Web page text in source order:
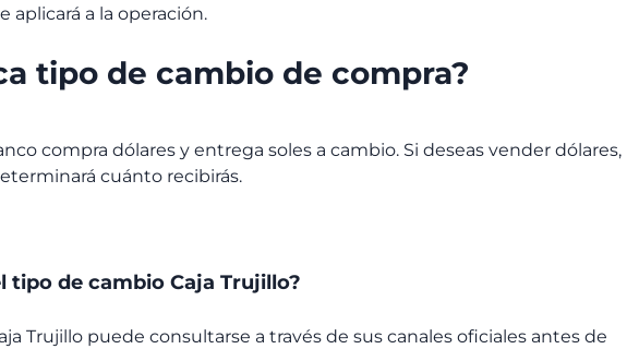
aplicará a la operación.
tipo de cambio de compra?
compra dólares y entrega soles a cambio. Si deseas vender dólares,
cuánto recibirás.
tipo de cambio Caja Trujillo?
Trujillo puede consultarse a través de sus canales oficiales antes de